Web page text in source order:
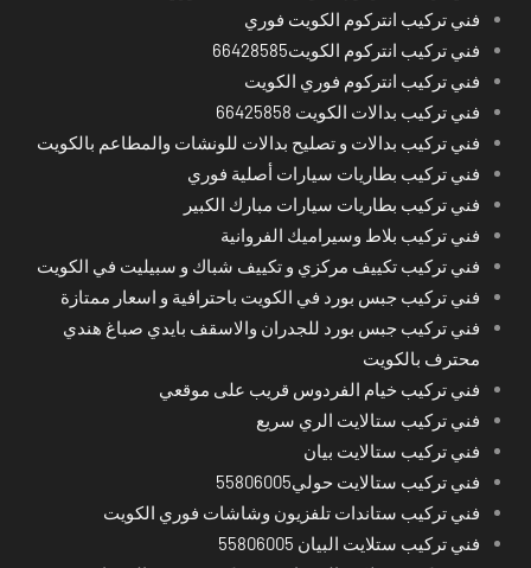
فني تركيب انتركوم الكويت فوري
فني تركيب انتركوم الكويت66428585
فني تركيب انتركوم فوري الكويت
فني تركيب بدالات الكويت 66425858
فني تركيب بدالات و تصليح بدالات للونشات والمطاعم بالكويت
فني تركيب بطاريات سيارات أصلية فوري
فني تركيب بطاريات سيارات مبارك الكبير
فني تركيب بلاط وسيراميك الفروانية
فني تركيب تكييف مركزي و تكييف شباك و سبيليت في الكويت
فني تركيب جبس بورد في الكويت باحترافية و اسعار ممتازة
فني تركيب جبس بورد للجدران والاسقف بايدي صباغ هندي
محترف بالكويت
فني تركيب خيام الفردوس قريب على موقعي
فني تركيب ستالايت الري سريع
فني تركيب ستالايت بيان
فني تركيب ستالايت حولي55806005
فني تركيب ستاندات تلفزيون وشاشات فوري الكويت
فني تركيب ستلايت البيان 55806005